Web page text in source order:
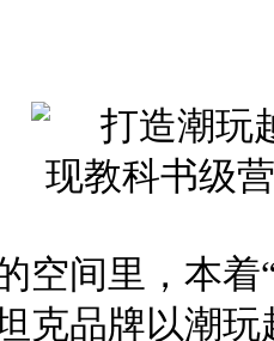
空间里， 本着
克品牌以潮